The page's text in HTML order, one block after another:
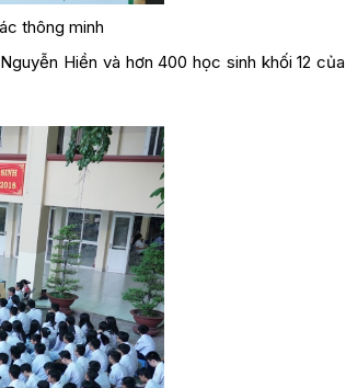
thông minh
Hiền và hơn 400 học sinh khối 12 của